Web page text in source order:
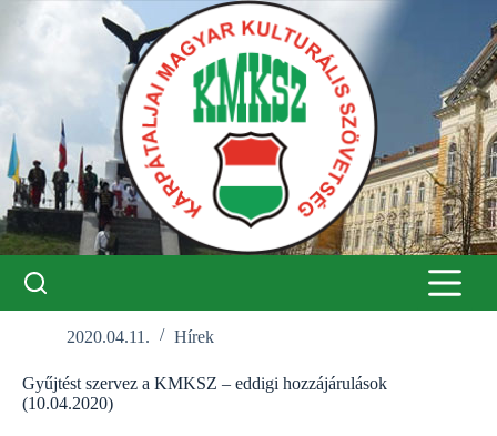
2020.04.11. Hírek
Gyűjtést szervez a KMKSZ – eddigi hozzájárulások
(10.04.2020)